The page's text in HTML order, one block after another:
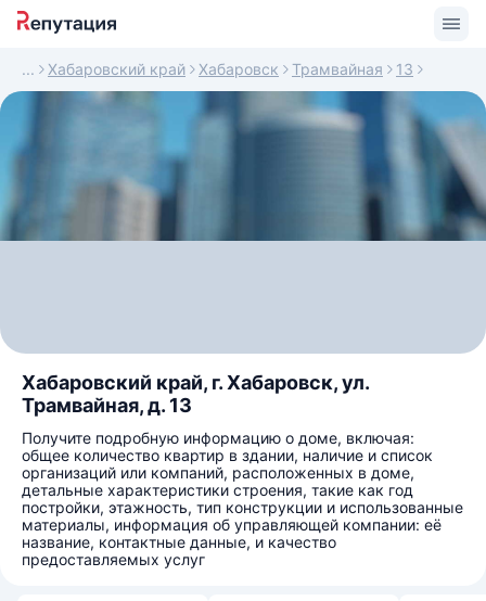
Хабаровский край Хабаровск Трамвайная 13
Хабаровский край, г. Хабаровск, ул.
Трамвайная, д. 13
Получите подробную информацию о доме, включая:
общее количество квартир в здании, наличие и список
организаций или компаний, расположенных в доме,
детальные характеристики строения, такие как год
постройки, этажность, тип конструкции и использованные
материалы, информация об управляющей компании: её
название, контактные данные, и качество
предоставляемых услуг